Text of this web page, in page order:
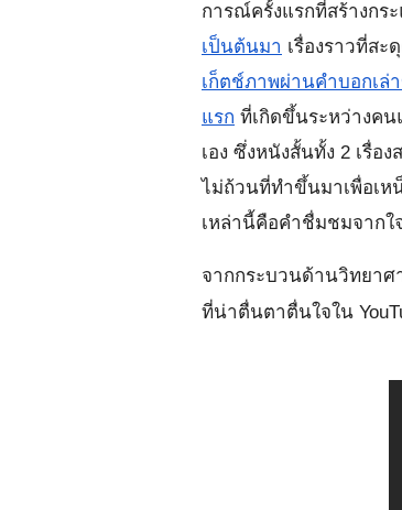
การณ์ครั้งแรกที่สร้างกร
เป็นต้นมา เรื่องราวที่ส
เก็ตช์ภาพผ่านคำบอกเล่
แรก ที่เกิดขึ้นระหว่างค
เอง ซึ่งหนังสั้นทั้ง 2 เรื่อ
ไม่ถ้วนที่ทำขึ้นมาเพื่อเห
เหล่านี้คือคำชื่มชมจากใ
จากกระบวนด้านวิทยาศ
ที่น่าตื่นตาตื่นใจใน